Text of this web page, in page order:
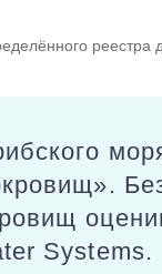
реестра
Systems.